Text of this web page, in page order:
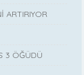
ARTIRIYOR
3 ÖĞÜDÜ